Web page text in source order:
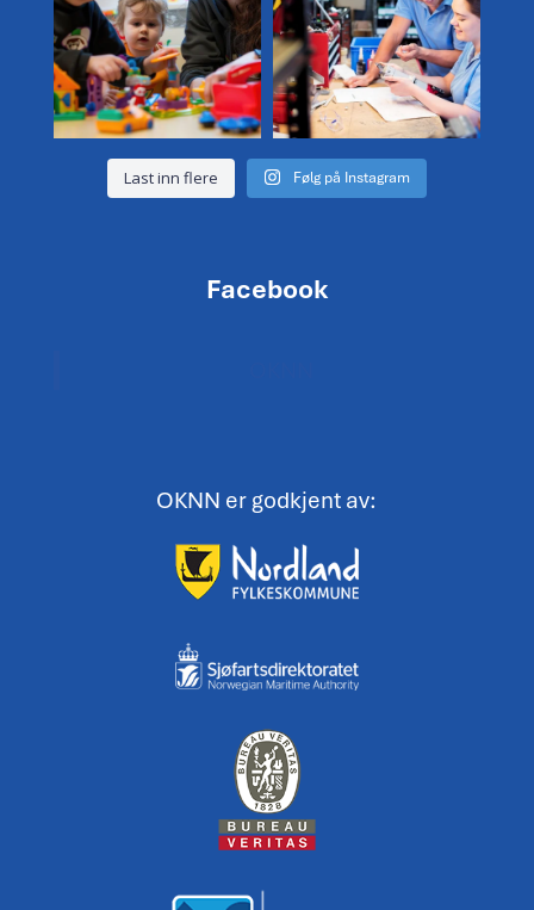
Last inn flere Følg på Instagram
Facebook
OKNN er godkjent av: